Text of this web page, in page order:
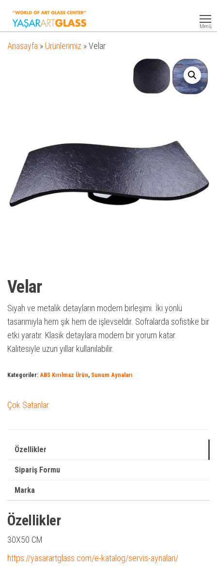
Glass
Menü
Anasayfa » Ürünlerimiz »Velar
Velar
Siyah ve metalik detayların modern birleşimi. İki yönlü
tasarımıyla hem şık hem de işlevseldir. Sofralarda sofistike bir
etki yaratır. Klasik detaylara modern bir yorum katar.
Kalitesiyle uzun yıllar kullanılabilir.
Kategoriler: ABS Kırılmaz Ürün, Sunum Aynaları
Çok Satanlar
Özellikler
Sipariş Formu
Marka
Özellikler
30X50 CM
https://yasarartglass.com/e-katalog/servis-aynalari/